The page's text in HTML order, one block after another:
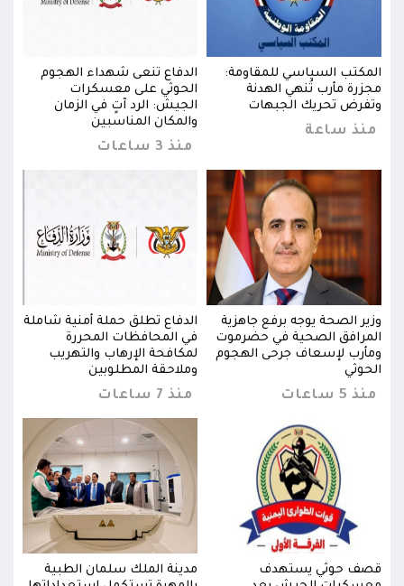
المكتب السياسي للمقاومة:
مجزرة مأرب تُنهي الهدنة
وتفرض تحريك الجبهات
منذ ساعة
الدفاع تنعى شهداء الهجوم
الحوثي على معسكرات
الجيش: الرد آتٍ في الزمان
والمكان المناسبين
منذ 3 ساعات
وزير الصحة يوجه برفع جاهزية
المرافق الصحية في حضرموت
ومأرب لإسعاف جرحى الهجوم
الحوثي
منذ 5 ساعات
الدفاع تطلق حملة أمنية شاملة
في المحافظات المحررة
لمكافحة الإرهاب والتهريب
وملاحقة المطلوبين
منذ 7 ساعات
قصف حوثي يستهدف
مدينة الملك سلمان الطبية